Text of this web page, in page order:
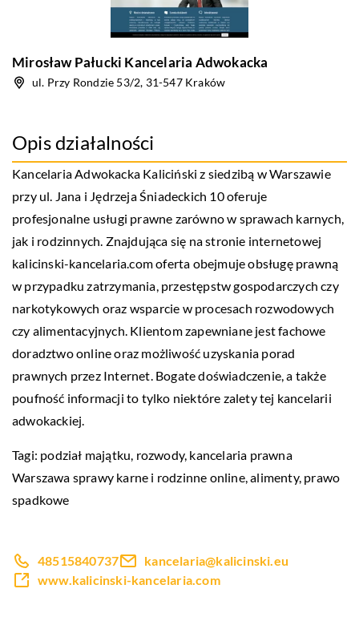
Mirosław Pałucki Kancelaria Adwokacka
ul. Przy Rondzie 53/2, 31-547 Kraków
Opis działalności
Kancelaria Adwokacka Kaliciński z siedzibą w Warszawie
przy ul. Jana i Jędrzeja Śniadeckich 10 oferuje
profesjonalne usługi prawne zarówno w sprawach karnych,
jak i rodzinnych. Znajdująca się na stronie internetowej
kalicinski-kancelaria.com oferta obejmuje obsługę prawną
w przypadku zatrzymania, przestępstw gospodarczych czy
narkotykowych oraz wsparcie w procesach rozwodowych
czy alimentacyjnych. Klientom zapewniane jest fachowe
doradztwo online oraz możliwość uzyskania porad
prawnych przez Internet. Bogate doświadczenie, a także
poufność informacji to tylko niektóre zalety tej kancelarii
adwokackiej.
Tagi: podział majątku, rozwody, kancelaria prawna
Warszawa sprawy karne i rodzinne online, alimenty, prawo
spadkowe
48515840737
kancelaria@kalicinski.eu
www.kalicinski-kancelaria.com